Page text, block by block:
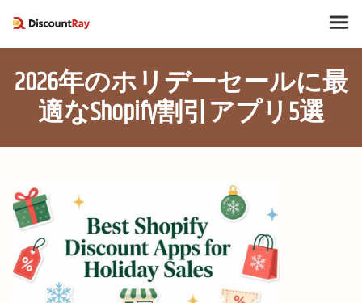
2026年のホリデーセールに最
適なShopify割引アプリ5選